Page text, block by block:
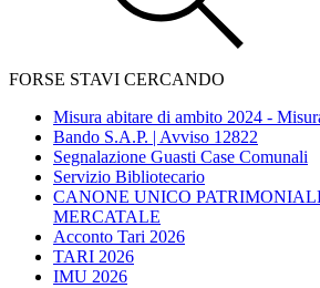
FORSE STAVI CERCANDO
Misura abitare di ambito 2024 -
Bando S.A.P. | Avviso 12822
Segnalazione Guasti Case Comunali
Servizio Bibliotecario
CANONE UNICO
MERCATALE
Acconto Tari 2026
TARI 2026
IMU 2026